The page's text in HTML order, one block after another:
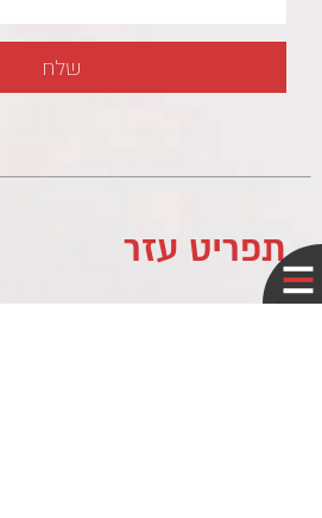
תפריט עזר
לוח עסקים